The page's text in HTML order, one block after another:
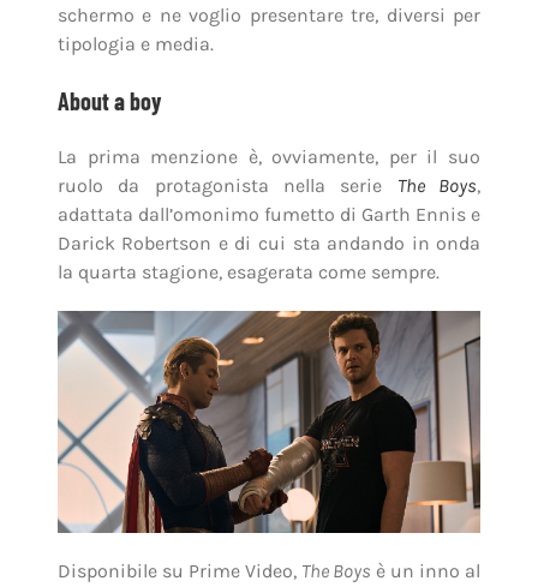
schermo e ne voglio presentare tre, diversi per
tipologia e media.
About a boy
La prima menzione è, ovviamente, per il suo
ruolo da protagonista nella serie The Boys,
adattata dall’omonimo fumetto di Garth Ennis e
Darick Robertson e di cui sta andando in onda
la quarta stagione, esagerata come sempre.
Disponibile su Prime Video, The Boys è un inno al